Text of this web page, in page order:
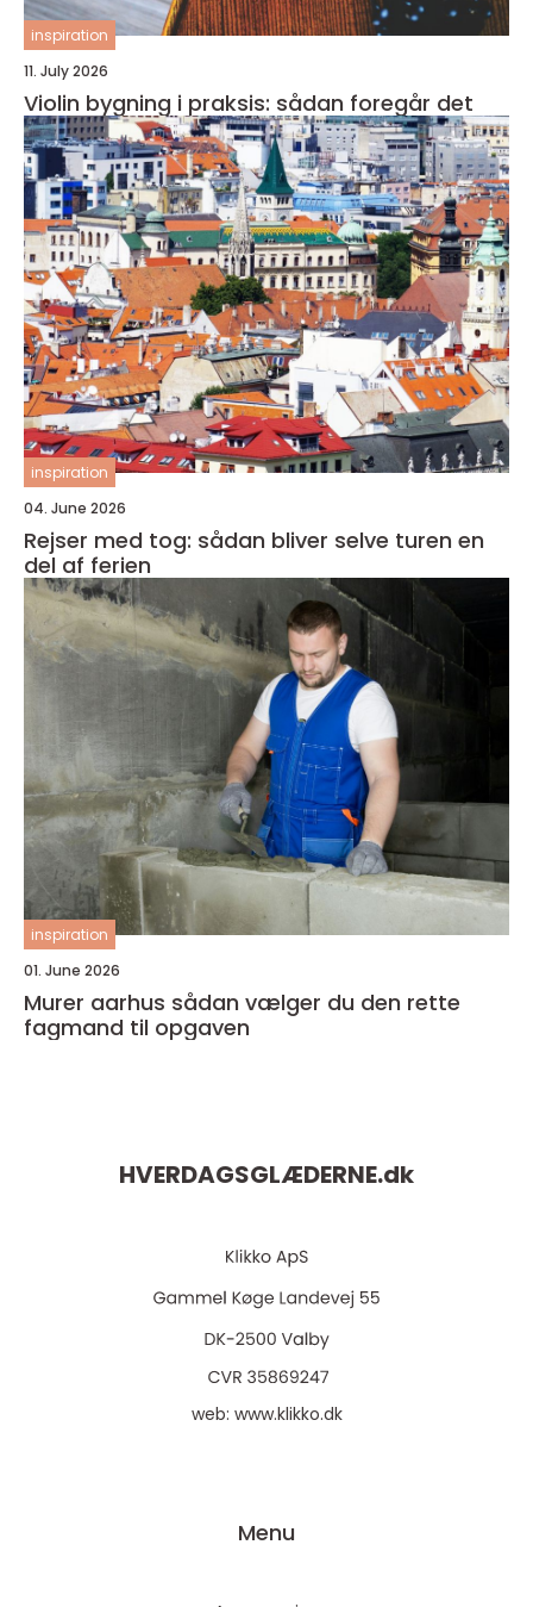
inspiration
11. July 2026
Violin bygning i praksis: sådan foregår det
inspiration
04. June 2026
Rejser med tog: sådan bliver selve turen en
del af ferien
inspiration
01. June 2026
Murer aarhus sådan vælger du den rette
fagmand til opgaven
HVERDAGSGLÆDERNE.dk
web: www.klikko.dk
Menu